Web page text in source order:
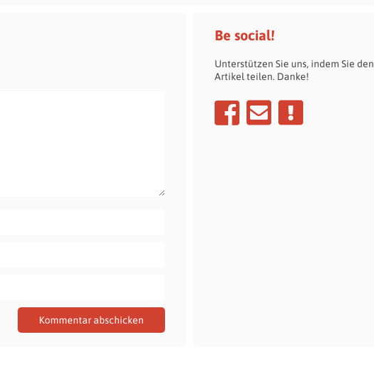
Be social!
Unterstützen Sie uns, indem Sie den
Artikel teilen. Danke!